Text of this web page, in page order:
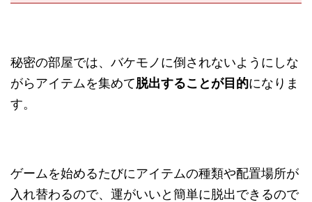
秘密の部屋では、バケモノに倒されないようにしな
がらアイテムを集めて脱出することが目的になりま
す。
ゲームを始めるたびにアイテムの種類や配置場所が
入れ替わるので、運がいいと簡単に脱出できるので